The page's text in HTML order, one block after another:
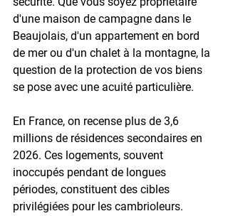
d'une maison de campagne dans le
Beaujolais, d'un appartement en bord
de mer ou d'un chalet à la montagne, la
question de la protection de vos biens
se pose avec une acuité particulière.
En France, on recense plus de 3,6
millions de résidences secondaires en
2026. Ces logements, souvent
inoccupés pendant de longues
périodes, constituent des cibles
privilégiées pour les cambrioleurs.